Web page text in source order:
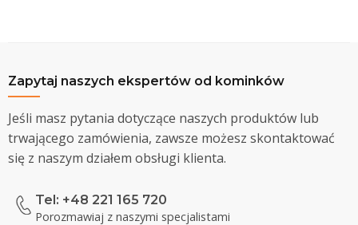
Zapytaj naszych ekspertów od kominków
Jeśli masz pytania dotyczące naszych produktów lub
trwającego zamówienia, zawsze możesz skontaktować
się z naszym działem obsługi klienta.
Tel: +48 221 165 720
Porozmawiaj z naszymi specjalistami